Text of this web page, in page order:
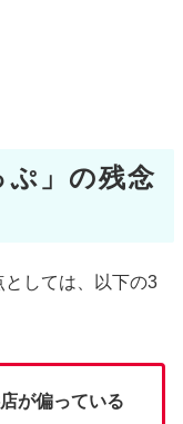
ぷ」の残念
としては、以下の3
が偏っている